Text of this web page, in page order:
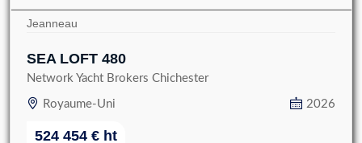
Jeanneau
SEA LOFT 480
Network Yacht Brokers Chichester
Royaume-Uni 2026
524 454 € ht